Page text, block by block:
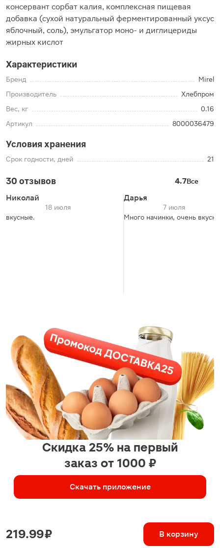
консервант сорбат калия, комплексная пищевая
добавка (сухой натуральный ферментированный уксус
яблочный, соль), эмульгатор моно- и диглицериды
жирных кислот
Характеристики
Бренд
Mirel
Производитель
Хлебпром
Вес, кг
0.16
Артикул
8000036479
Условия хранения
Срок годности, дней 21
30 отзывов 4.7Все
Николай
18 июля
вкусные.
Дарья
7 июля
Много начинки, очень
Скидка 25% на первый
заказ от 1000 ₽
Скачать приложение
219.99 ₽ В корзину